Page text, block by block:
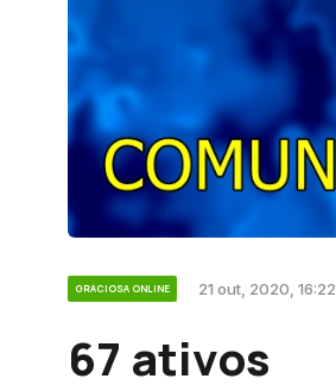
GRACIOSA ONLINE 21 out, 2020, 16:22
67 ativos